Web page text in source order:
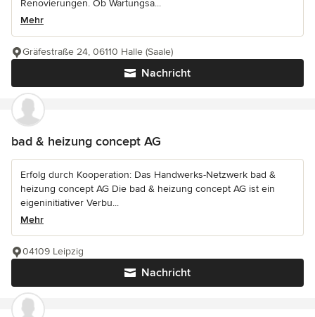
Renovierungen. Ob Wartungsa...
Mehr
Nachricht
Gräfestraße 24, 06110 Halle (Saale)
bad & heizung concept AG
Erfolg durch Kooperation: Das Handwerks-Netzwerk bad &
heizung concept AG Die bad & heizung concept AG ist ein
eigeninitiativer Verbu...
Mehr
Nachricht
04109 Leipzig